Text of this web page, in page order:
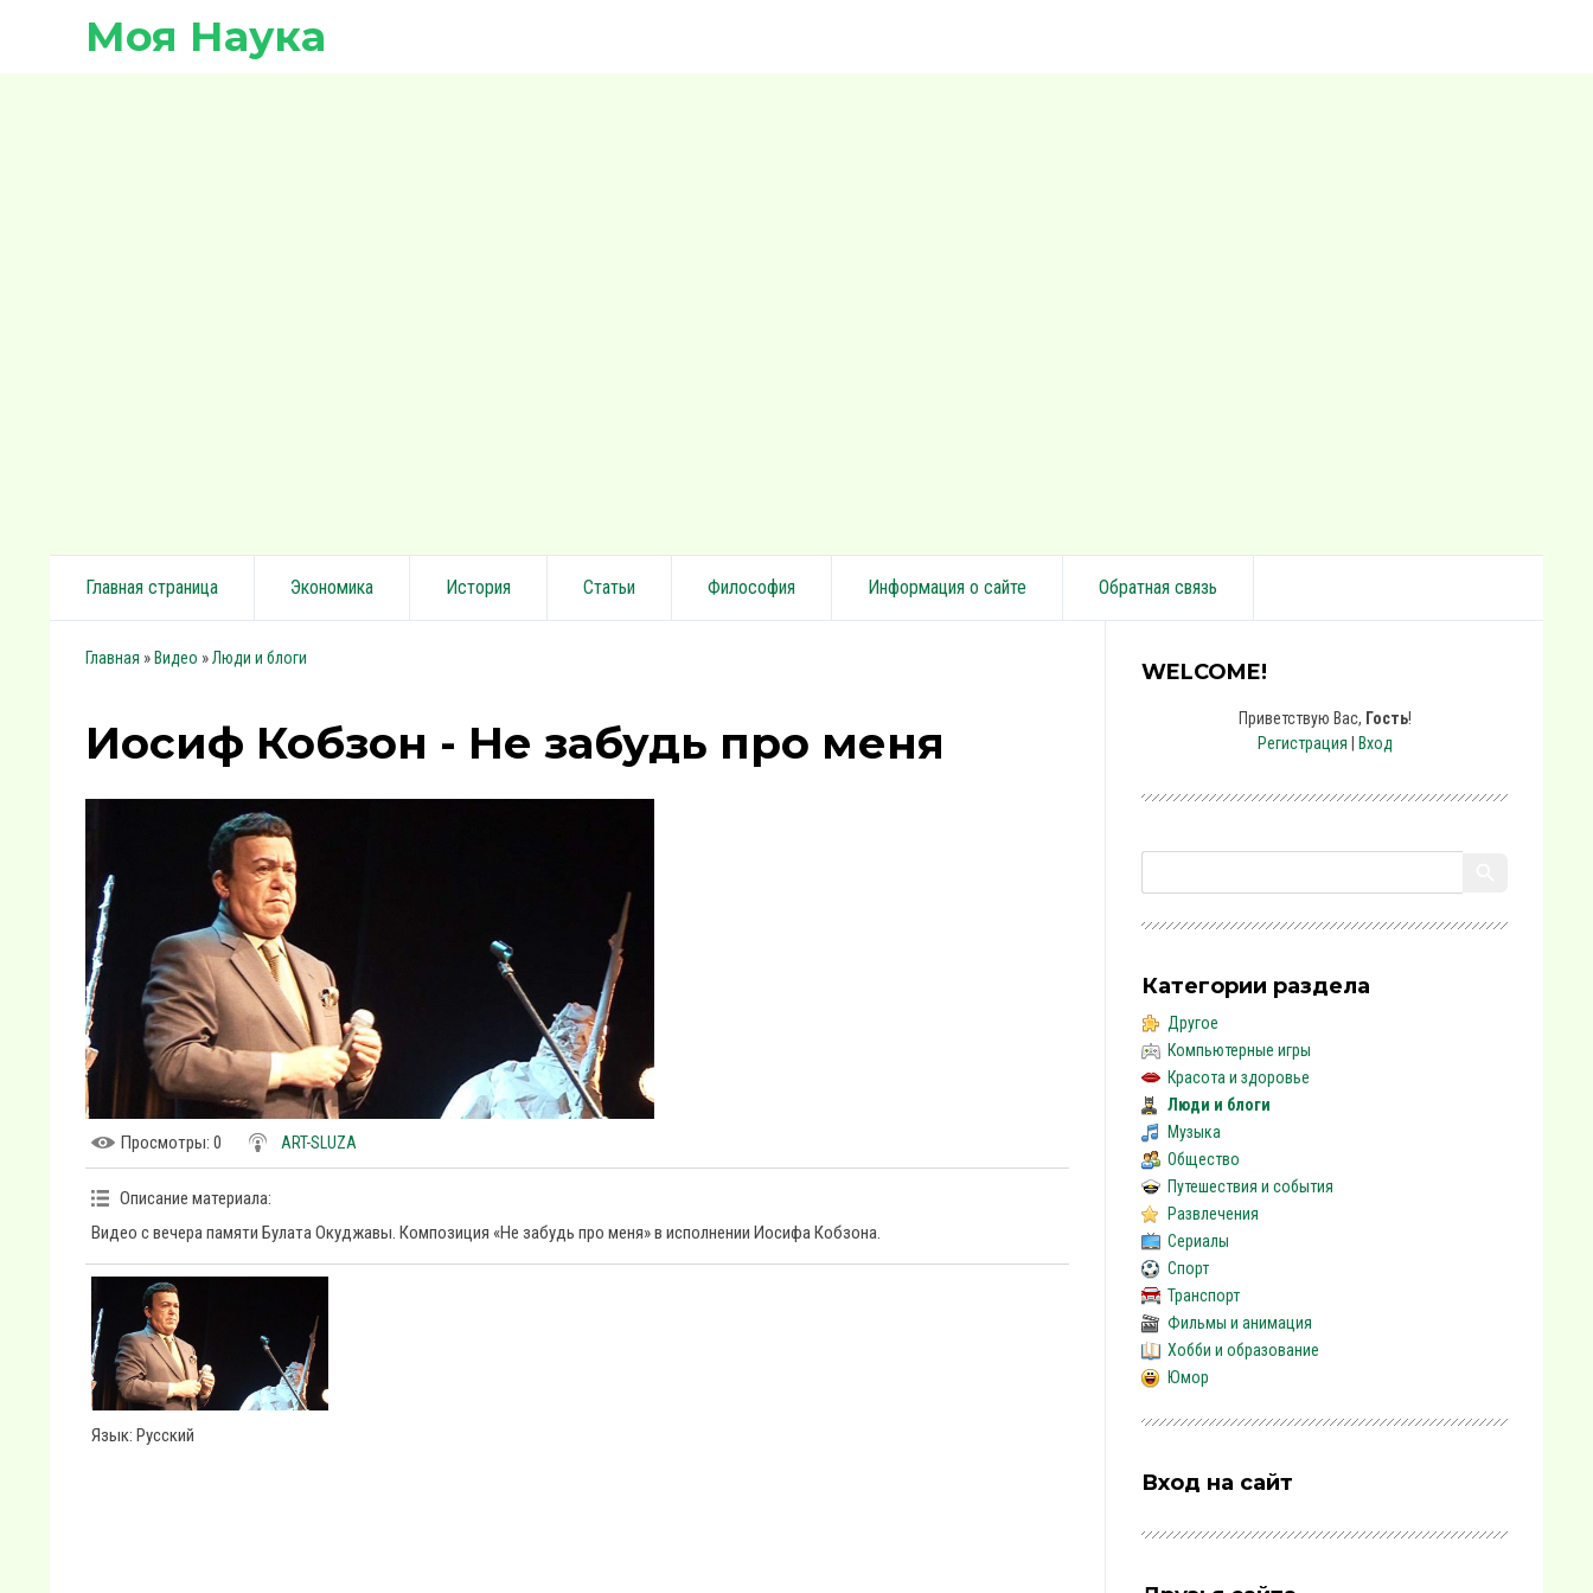
Моя Наука
Главная страница Экономика История Статьи Философия Информация о сайте Обратная связь
Главная » Видео »Люди и блоги
Иосиф Кобзон - Не забудь про меня
Просмотры: 0 ART-SLUZA
Описание материала:
Видео с вечера памяти Булата Окуджавы. Композиция «Не забудь про меня» в исполнении Иосифа Кобзона.
Язык: Русский
WELCOME!
Приветствую Вас, Гость!
Регистрация
Вход
Категории раздела
Другое
Компьютерные игры
Красота и здоровье
Люди и блоги
Музыка
Общество
Путешествия и события
Развлечения
Сериалы
Спорт
Транспорт
Фильмы и анимация
Хобби и образование
Юмор
Вход на сайт